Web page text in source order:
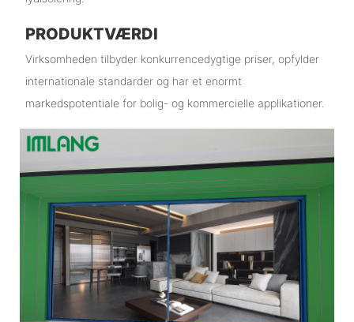
PRODUKTVÆRDI
Virksomheden tilbyder konkurrencedygtige priser, opfylder
internationale standarder og har et enormt
markedspotentiale for bolig- og kommercielle applikationer.